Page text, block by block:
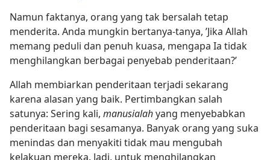
Namun faktanya, orang yang tak bersalah tetap
menderita. Anda mungkin bertanya-tanya, ’Jika Allah
memang peduli dan penuh kuasa, mengapa Ia tidak
menghilangkan berbagai penyebab penderitaan?’
Allah membiarkan penderitaan terjadi sekarang
karena alasan yang baik. Pertimbangkan salah
satunya: Sering kali, manusialahyang menyebabkan
penderitaan bagi sesamanya. Banyak orang yang suka
menindas dan menyakiti tidak mau mengubah
kelakuan mereka. Jadi, untuk menghilangkan